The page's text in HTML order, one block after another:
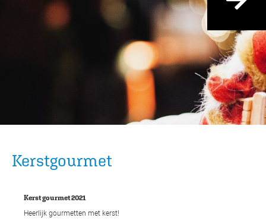
Kerstgourmet
Kerst gourmet 2021
Heerlijk gourmetten met kerst!